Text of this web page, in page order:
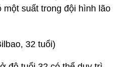
suất trong đội hình lão
32 tuổi)